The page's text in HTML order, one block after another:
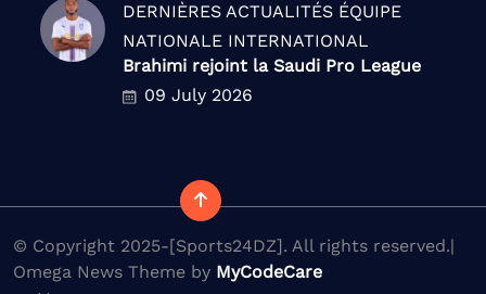
DERNIÈRES ACTUALITÉS ÉQUIPE
NATIONALE INTERNATIONAL
Brahimi rejoint la Saudi Pro League
09 July 2026
© Copyright 2025-[Sports24DZ]. All rights reserved.|
Omega News Theme by MyCodeCare